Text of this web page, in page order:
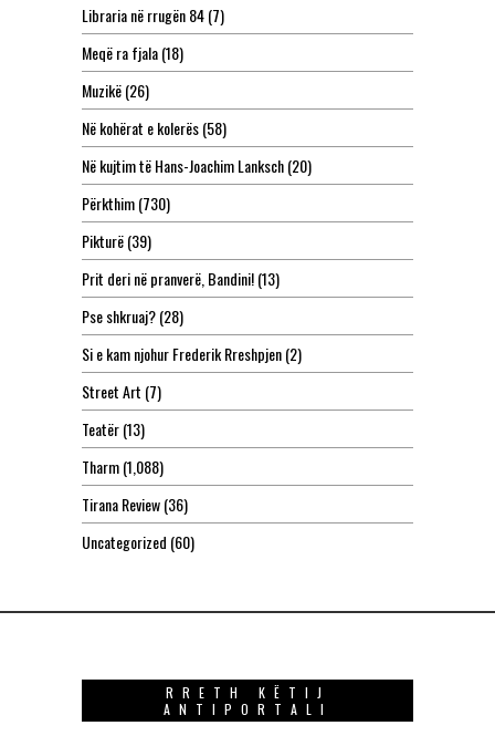
Libraria në rrugën 84(7)
Meqë ra fjala(18)
Muzikë(26)
Në kohërat e kolerës(58)
Në kujtim të Hans-Joachim Lanksch(20)
Përkthim(730)
Pikturë(39)
Prit deri në pranverë, Bandini!(13)
Pse shkruaj?(28)
Si e kam njohur Frederik Rreshpjen(2)
Street Art (7)
Teatër(13)
Tharm(1,088)
Tirana Review(36)
Uncategorized (60)
RRETH KËTIJ
ANTIPORTALI